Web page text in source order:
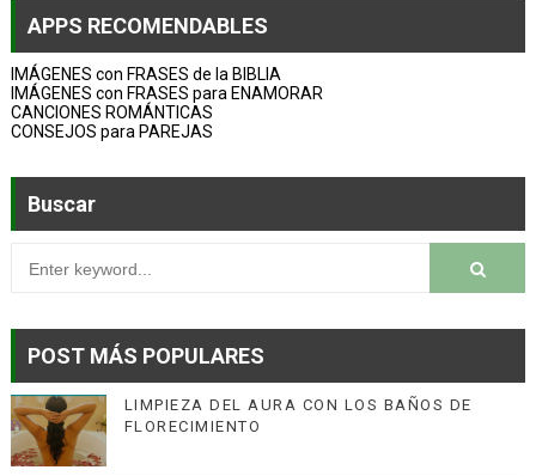
APPS RECOMENDABLES
IMÁGENES con FRASES de la BIBLIA
IMÁGENES con FRASES para ENAMORAR
CANCIONES ROMÁNTICAS
CONSEJOS para PAREJAS
Buscar
POST MÁS POPULARES
LIMPIEZA DEL AURA CON LOS BAÑOS DE
FLORECIMIENTO